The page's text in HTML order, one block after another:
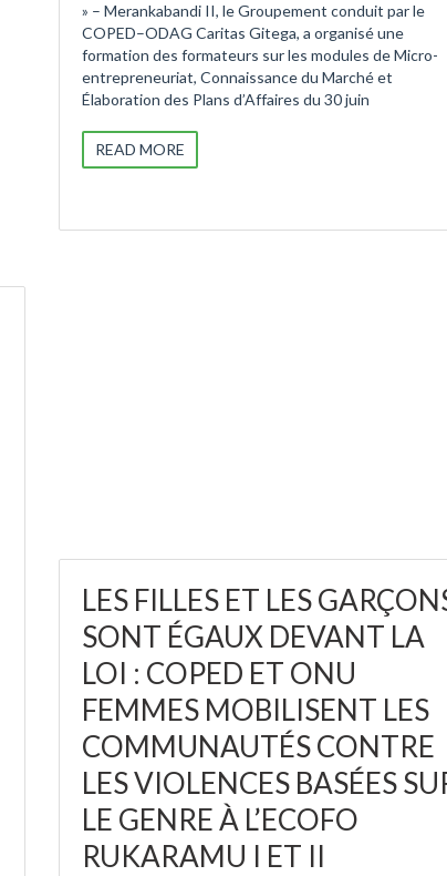
» – Merankabandi II, le Groupement conduit par le
COPED–ODAG Caritas Gitega, a organisé une
formation des formateurs sur les modules de Micro-
entrepreneuriat, Connaissance du Marché et
Élaboration des Plans d’Affaires du 30 juin
READ MORE
LES FILLES ET LES
SONT ÉGAUX DEVANT LA
LOI : COPED ET ONU
FEMMES MOBILISENT LES
COMMUNAUTÉS CONTRE
LES VIOLENCES BASÉES
LE GENRE À L’ECOFO
RUKARAMU I ET II